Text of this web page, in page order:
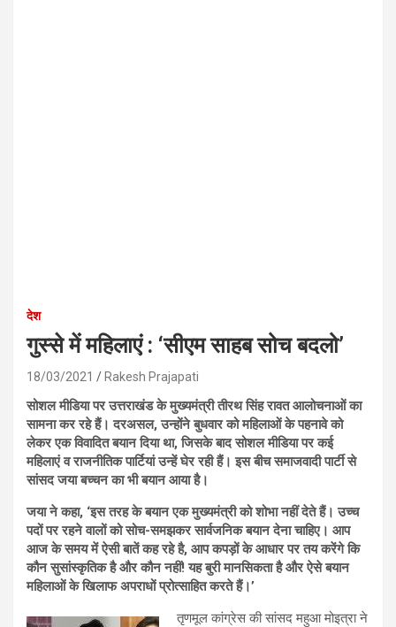
देश
गुस्से में महिलाएं : ‘सीएम साहब सोच बदलो’
18/03/2021 Rakesh Prajapati
सोशल मीडिया पर उत्तराखंड के मुख्यमंत्री तीरथ सिंह रावत आलोचनाओं का
सामना कर रहे हैं। दरअसल, उन्होंने बुधवार को महिलाओं के पहनावे को
लेकर एक विवादित बयान दिया था, जिसके बाद सोशल मीडिया पर कई
महिलाएं व राजनीतिक पार्टियां उन्हें घेर रही हैं। इस बीच समाजवादी पार्टी से
सांसद जया बच्चन का भी बयान आया है।
जया ने कहा, ‘इस तरह के बयान एक मुख्यमंत्री को शोभा नहीं देते हैं। उच्च
पदों पर रहने वालों को सोच-समझकर सार्वजनिक बयान देना चाहिए। आप
आज के समय में ऐसी बातें कह रहे है, आप कपड़ों के आधार पर तय करेंगे कि
कौन सुसांस्कृतिक है और कौन नहीं! यह बुरी मानसिकता है और ऐसे बयान
महिलाओं के खिलाफ अपराधों प्रोत्साहित करते हैं।’
तृणमूल कांग्रेस की सांसद महुआ मोइत्रा ने